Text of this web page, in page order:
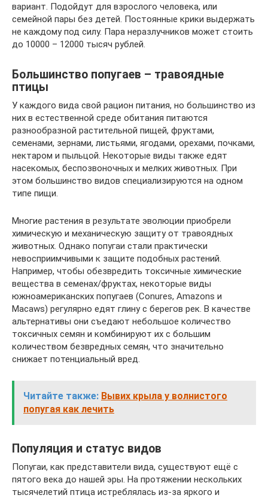
вариант. Подойдут для взрослого человека, или
семейной пары без детей. Постоянные крики выдержать
не каждому под силу. Пара неразлучников может стоить
до 10000 – 12000 тысяч рублей.
Большинство попугаев – травоядные
птицы
У каждого вида свой рацион питания, но большинство из
них в естественной среде обитания питаются
разнообразной растительной пищей, фруктами,
семенами, зернами, листьями, ягодами, орехами, почками,
нектаром и пыльцой. Некоторые виды также едят
насекомых, беспозвоночных и мелких животных. При
этом большинство видов специализируются на одном
типе пищи.
Многие растения в результате эволюции приобрели
химическую и механическую защиту от травоядных
животных. Однако попугаи стали практически
невосприимчивыми к защите подобных растений.
Например, чтобы обезвредить токсичные химические
вещества в семенах/фруктах, некоторые виды
южноамериканских попугаев (Conures, Amazons и
Macaws) регулярно едят глину с берегов рек. В качестве
альтернативы они съедают небольшое количество
токсичных семян и комбинируют их с большим
количеством безвредных семян, что значительно
снижает потенциальный вред.
Читайте также: Вывих крыла у волнистого
попугая как лечить
Популяция и статус видов
Попугаи, как представители вида, существуют ещё с
пятого века до нашей эры. На протяжении нескольких
тысячелетий птица истреблялась из-за яркого и